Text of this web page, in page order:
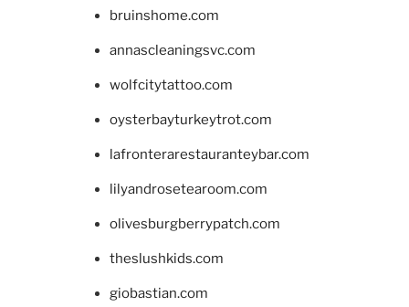
bruinshome.com
annascleaningsvc.com
wolfcitytattoo.com
oysterbayturkeytrot.com
lafronterarestauranteybar.com
lilyandrosetearoom.com
olivesburgberrypatch.com
theslushkids.com
giobastian.com